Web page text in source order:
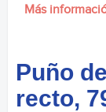
Más
Puño
recto,